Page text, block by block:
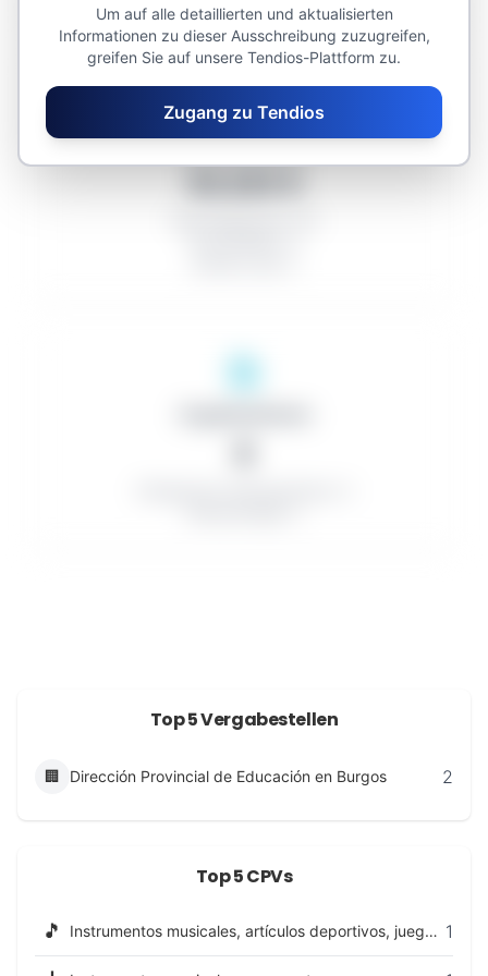
Durchschnitte
Um auf alle detaillierten und aktualisierten
Informationen zu dieser Ausschreibung zuzugreifen,
greifen Sie auf unsere Tendios-Plattform zu.
Zugang zu Tendios
Top 5 Vergabestellen
🏢 Dirección Provincial de Educación en Burgos 2
Top 5 CPVs
🎵 Instrumentos musicales, artículos deportivos, juegos, juguetes, artículos de artesanía, materiales artísticos y accesorios 1